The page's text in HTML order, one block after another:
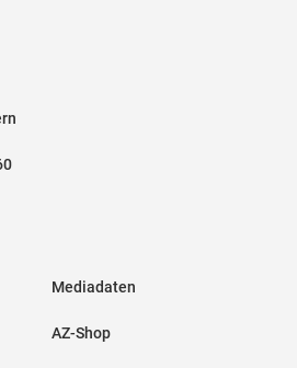
Mediadaten
AZ-Shop